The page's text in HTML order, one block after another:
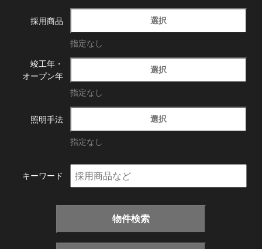
採用商品 選択
指定なし
竣工年・
オープン年
選択
指定なし
照明手法 選択
指定なし
キーワード
物件検索